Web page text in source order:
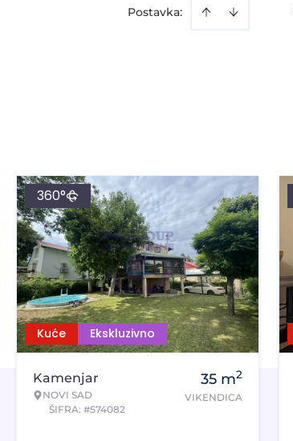
Postavka:
Kuće Ekskluzivno
360°
Kamenjar
NOVI SAD
ŠIFRA: #574082
35 m2
VIKENDICA